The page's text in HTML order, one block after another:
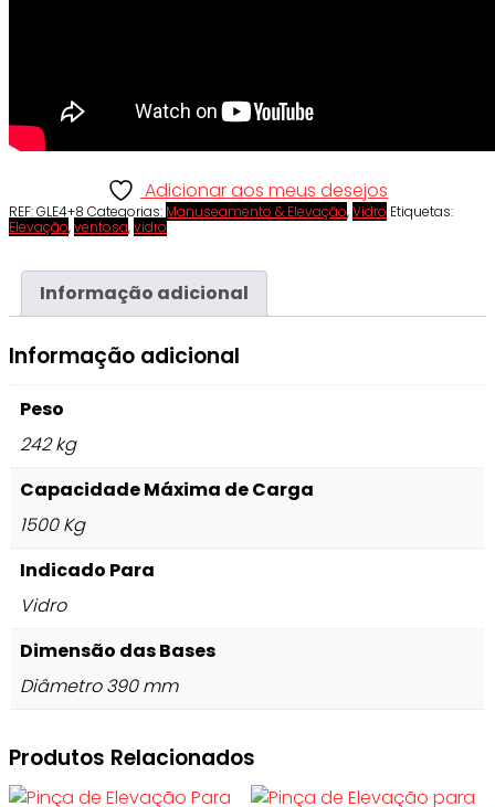
Adicionar aos meus desejos
REF:GLE4+8 Categorias: Manuseamento & Elevação,Vidro Etiquetas:
Elevação,ventosa,vidro
Informação adicional
Informação adicional
Peso
242 kg
Capacidade Máxima de Carga
1500 Kg
Indicado Para
Vidro
Dimensão das Bases
Diâmetro 390 mm
Produtos Relacionados